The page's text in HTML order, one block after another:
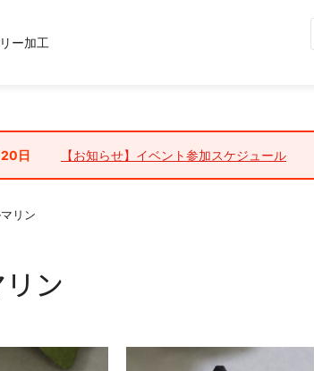
ー加工
日 【お知らせ】イベント参加スケジュール
マリン
リン